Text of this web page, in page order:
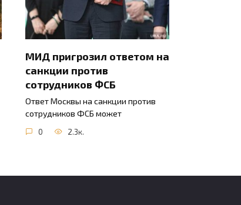
МИД пригрозил ответом на
санкции против
сотрудников ФСБ
Ответ Москвы на санкции против
сотрудников ФСБ может
0 2.3к.